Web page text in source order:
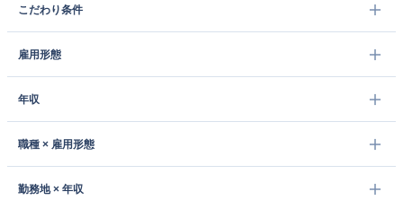
こだわり条件
雇用形態
年収
職種 × 雇用形態
勤務地 × 年収